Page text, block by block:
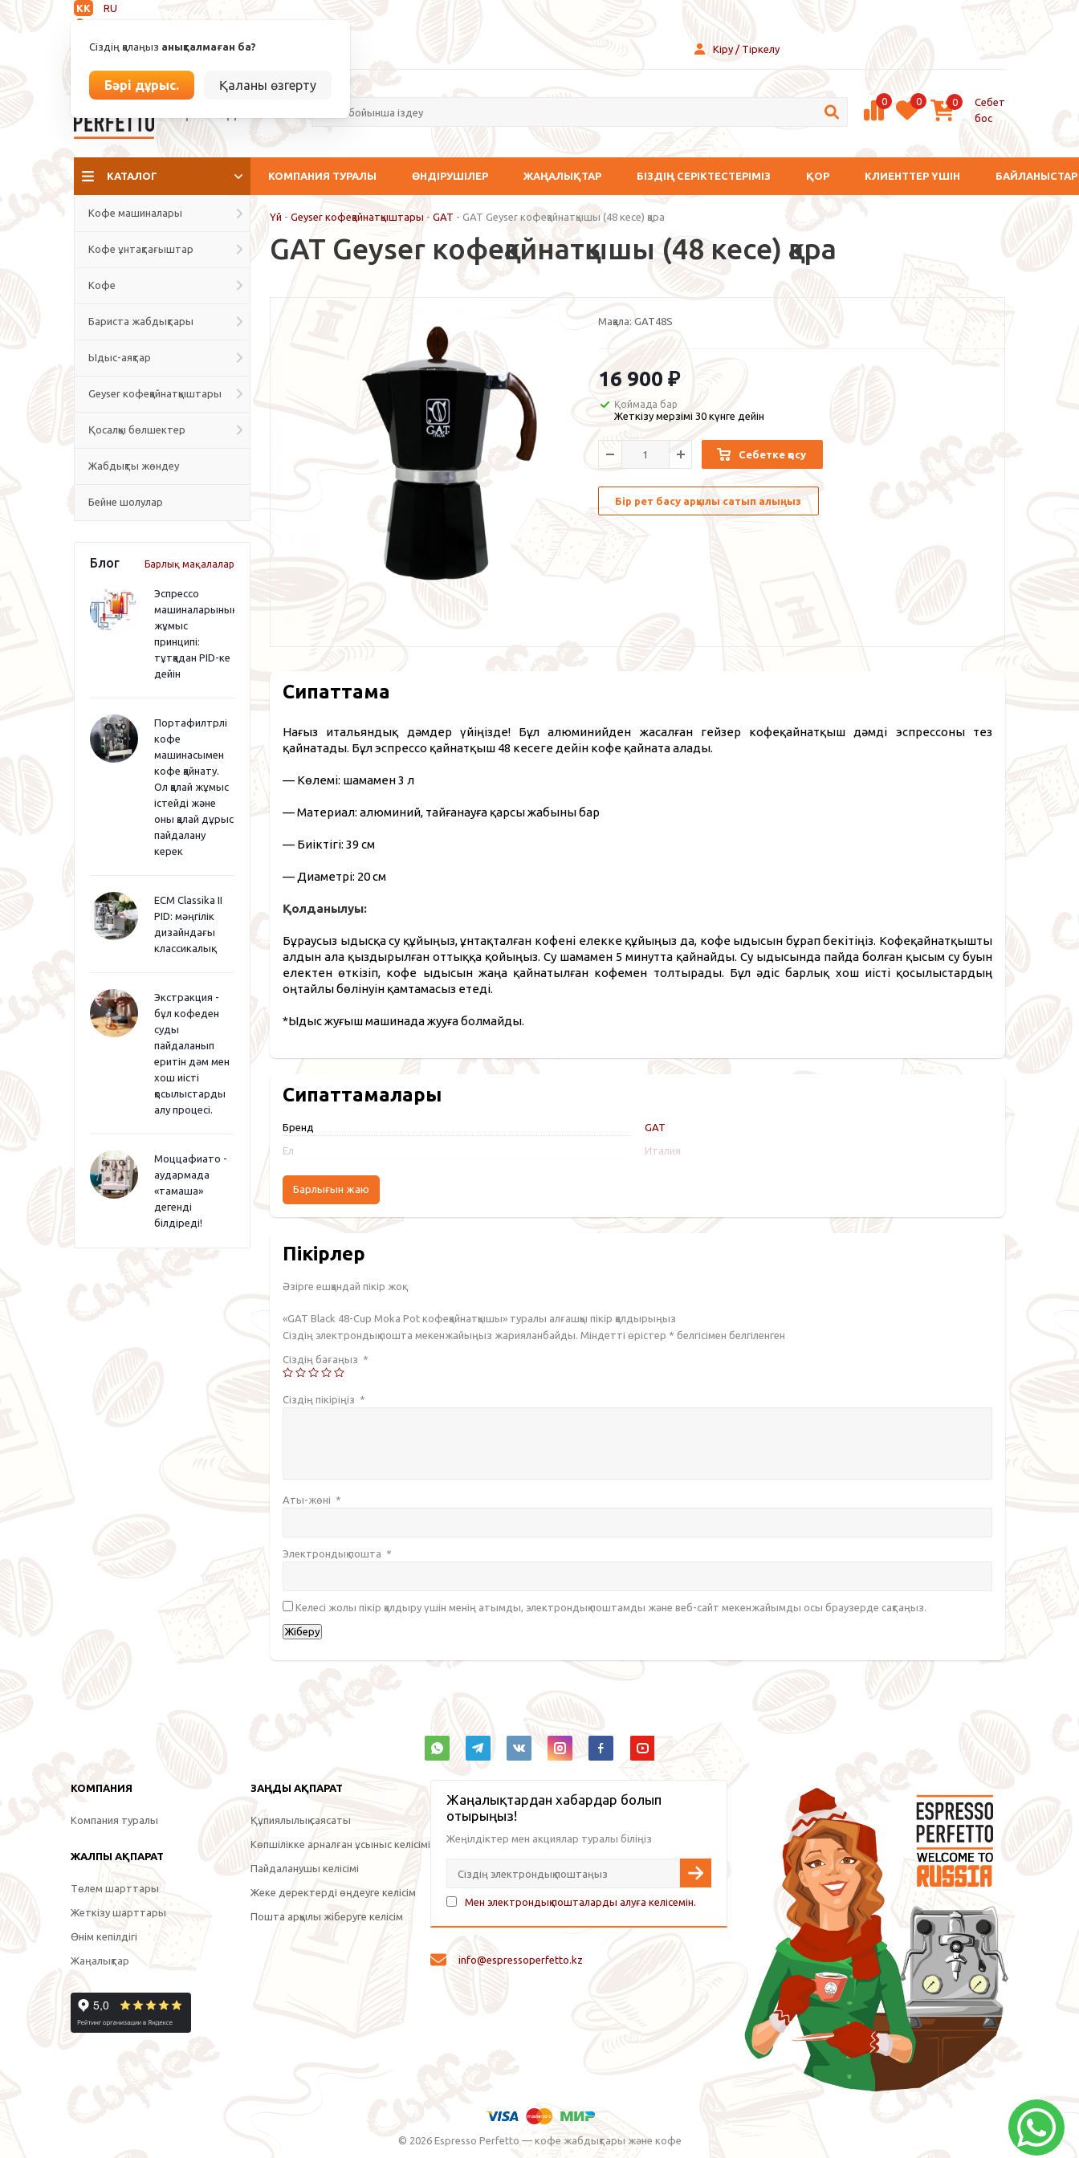
KK
RU
Сіздің қалаңыз анықталмаған ба?
Бәрі дұрыс. Қаланы өзгерту
info@espressoperfetto.kz Кіру / Тіркелу
0 0 0
Себет
бос
КАТАЛОГ КОМПАНИЯ ТУРАЛЫ ӨНДІРУШІЛЕР ЖАҢАЛЫҚТАР БІЗДІҢ СЕРІКТЕСТЕРІМІЗ ҚОР КЛИЕНТТЕР ҮШІН БАЙЛАНЫСТАР
Кофе машиналары
Кофе ұнтақтағыштар
Кофе
Бариста жабдықтары
Ыдыс-аяқтар
Geyser кофеқайнатқыштары
Қосалқы бөлшектер
Жабдықты жөндеу
Бейне шолулар
Блог Барлық мақалалар
Эспрессо
машиналарының
жұмыс
принципі:
тұтқадан PID-ке
дейін
Портафилтрлі
кофе
машинасымен
кофе қайнату.
Ол қалай жұмыс
істейді және
оны қалай дұрыс
пайдалану
керек
ECM Classika II
PID: мәңгілік
дизайндағы
классикалық
Экстракция -
бұл кофеден
суды
пайдаланып
еритін дәм мен
хош иісті
қосылыстарды
алу процесі.
Моццафиато -
аудармада
«тамаша»
дегенді
білдіреді!
Үй - Geyser кофеқайнатқыштары - GAT - GAT Geyser кофеқайнатқышы (48 кесе) қара
GAT Geyser кофеқайнатқышы (48 кесе) қара
Мақала: GAT48S
16 900 ₽
Қоймада бар
Жеткізу мерзімі 30 күнге дейін
Себетке қосу
Бір рет басу арқылы сатып алыңыз
Сипаттама
Нағыз итальяндық дәмдер үйіңізде! Бұл алюминийден жасалған гейзер кофеқайнатқыш дәмді эспрессоны тез
қайнатады. Бұл эспрессо қайнатқыш 48 кесеге дейін кофе қайната алады.
— Көлемі: шамамен 3 л
— Материал: алюминий, тайғанауға қарсы жабыны бар
— Биіктігі: 39 см
— Диаметрі: 20 см
Қолданылуы:
Бұраусыз ыдысқа су құйыңыз, ұнтақталған кофені елекке құйыңыз да, кофе ыдысын бұрап бекітіңіз. Кофеқайнатқышты
алдын ала қыздырылған оттыққа қойыңыз. Су шамамен 5 минутта қайнайды. Су ыдысында пайда болған қысым су буын
електен өткізіп, кофе ыдысын жаңа қайнатылған кофемен толтырады. Бұл әдіс барлық хош иісті қосылыстардың
оңтайлы бөлінуін қамтамасыз етеді.
*Ыдыс жуғыш машинада жууға болмайды.
Сипаттамалары
Бренд GAT
Ел Италия
Барлығын жаю
Пікірлер
Әзірге ешқандай пікір жоқ.
«GAT Black 48-Cup Moka Pot кофеқайнатқышы» туралы алғашқы пікір қалдырыңыз
Сіздің электрондық пошта мекенжайыңыз жарияланбайды. Міндетті өрістер * белгісімен белгіленген
Сіздің бағаңыз *
Сіздің пікіріңіз *
Аты-жөні *
Электрондық пошта *
Келесі жолы пікір қалдыру үшін менің атымды, электрондық поштамды және веб-сайт мекенжайымды осы браузерде сақтаңыз.
КОМПАНИЯ
Компания туралы
ЖАЛПЫ АҚПАРАТ
Төлем шарттары
Жеткізу шарттары
Өнім кепілдігі
Жаңалықтар
ЗАҢДЫ АҚПАРАТ
Құпиялылық саясаты
Көпшілікке арналған ұсыныс келісімі
Пайдаланушы келісімі
Жеке деректерді өңдеуге келісім
Пошта арқылы жіберуге келісім
Жаңалықтардан хабардар болып
отырыңыз!
Жеңілдіктер мен акциялар туралы біліңіз
Мен электрондық пошталарды алуға келісемін.
info@espressoperfetto.kz
© 2026 Espresso Perfetto — кофе жабдықтары және кофе